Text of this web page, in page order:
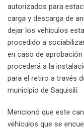
autorizados para
carga y descarga de
dejar los vehículos
procedido a
en caso de
procederá a la
para el retiro a través
municipio de Saquisilí.
Mencionó que este
vehículos que se